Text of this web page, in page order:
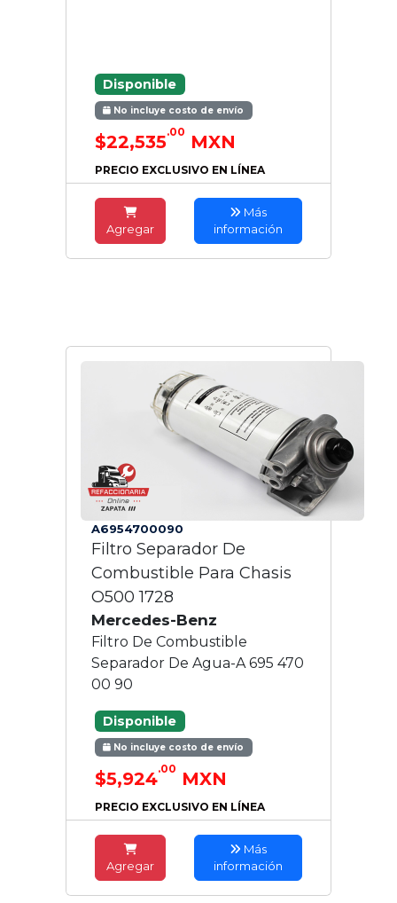
Disponible
No incluye costo de envío
$22,535.00 MXN
PRECIO EXCLUSIVO EN LÍNEA
Agregar
Más
información
A6954700090
Filtro Separador De
Combustible Para Chasis
O500 1728
Mercedes-Benz
Filtro De Combustible
Separador De Agua-A 695 470
00 90
Disponible
No incluye costo de envío
$5,924.00 MXN
PRECIO EXCLUSIVO EN LÍNEA
Agregar
Más
información